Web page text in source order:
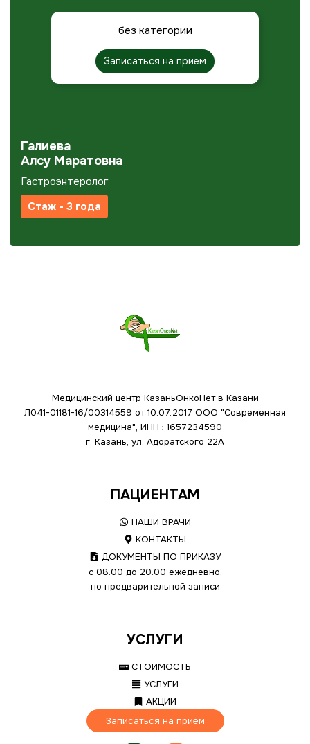
без категории
Записаться на прием
Галиева
Алсу Маратовна
Гастроэнтеролог
Стаж - 3 года
Медицинский центр КазаньОнкоНет в Казани
Л041-01181-16/00314559 от 10.07.2017 ООО "Современная
медицина", ИНН : 1657234590
г. Казань, ул. Адоратского 22А
ПАЦИЕНТАМ
НАШИ ВРАЧИ
КОНТАКТЫ
ДОКУМЕНТЫ ПО ПРИКАЗУ
с 08.00 до 20.00 ежедневно,
по предварительной записи
УСЛУГИ
СТОИМОСТЬ
УСЛУГИ
АКЦИИ
Записаться на прием